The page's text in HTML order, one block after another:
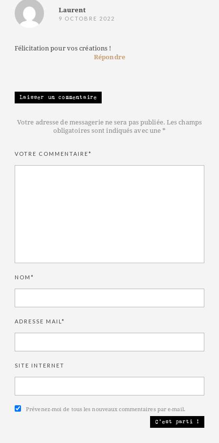
Laurent
9 OCTOBRE 2022
Félicitation pour vos créations !
Répondre
Laisser un commentaire
Votre adresse de messagerie ne sera pas publiée. Les champs
obligatoires sont indiqués avec une *
VOTRE COMMENTAIRE*
NOM*
ADRESSE MAIL*
SITE INTERNET
Prévenez-moi de tous les nouveaux commentaires par e-mail.